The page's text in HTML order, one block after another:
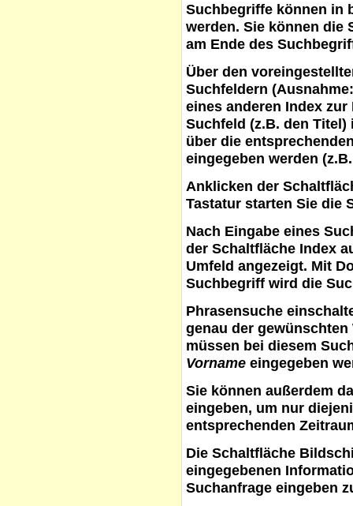
Suchbegriffe können in
werden. Sie können die
am Ende des
Über den
Suchfeldern
eines anderen Index
Suchfeld (z.B. den
über die
eingegeben werden
Anklicken der
Tastatur starten Sie die
Nach Eingabe eines
der Schaltfläche Index
Umfeld angezeigt. Mit
Suchbegriff wird die
Phrasensuche
genau der
müssen bei diesem
Vorname eingegeben
Sie können außerdem
eingeben, um nur
entsprechenden
Die Schaltfläche
eingegebenen
Suchanfrage eingeben